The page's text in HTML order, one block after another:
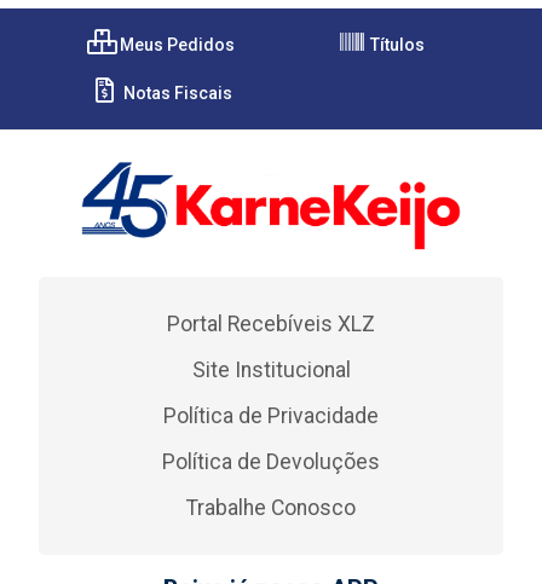
Meus Pedidos Títulos
Notas Fiscais
Portal Recebíveis XLZ
Site Institucional
Política de Privacidade
Política de Devoluções
Trabalhe Conosco